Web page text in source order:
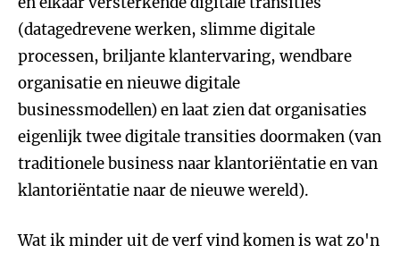
(datagedrevene werken, slimme digitale
processen, briljante klantervaring, wendbare
organisatie en nieuwe digitale
businessmodellen) en laat zien dat organisaties
eigenlijk twee digitale transities doormaken (van
traditionele business naar klantoriëntatie en van
klantoriëntatie naar de nieuwe wereld).
Wat ik minder uit de verf vind komen is wat zo'n